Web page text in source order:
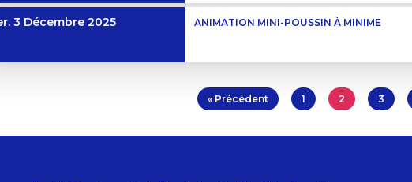
3 Décembre 2025 ANIMATION MINI-POUSSIN À MINIME
« Précédent 1 2 3